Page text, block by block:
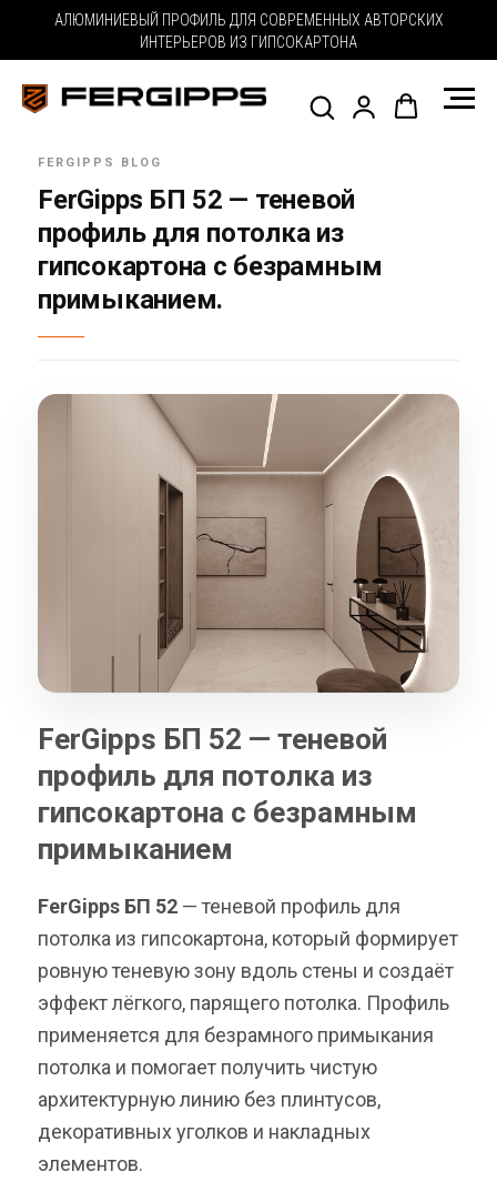
АЛЮМИНИЕВЫЙ ПРОФИЛЬ ДЛЯ СОВРЕМЕННЫХ АВТОРСКИХ
ИНТЕРЬЕРОВ ИЗ ГИПСОКАРТОНА
FerGipps БП 52 — теневой
профиль для потолка из
гипсокартона с безрамным
примыканием.
FerGipps БП 52 — теневой
профиль для потолка из
гипсокартона с безрамным
примыканием
FerGipps БП 52 — теневой профиль для
потолка из гипсокартона, который формирует
ровную теневую зону вдоль стены и создаёт
эффект лёгкого, парящего потолка. Профиль
применяется для безрамного примыкания
потолка и помогает получить чистую
архитектурную линию без плинтусов,
декоративных уголков и накладных
элементов.